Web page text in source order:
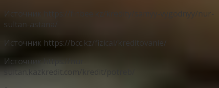
Источник
https://finbee.kz/kredity/samyy-vygodnyy/nur-
sultan-astana/
Источник https://bcc.kz/fizical/kreditovanie/
Источникhttps://nur-
sultan.kazkredit.com/kredit/potreb/